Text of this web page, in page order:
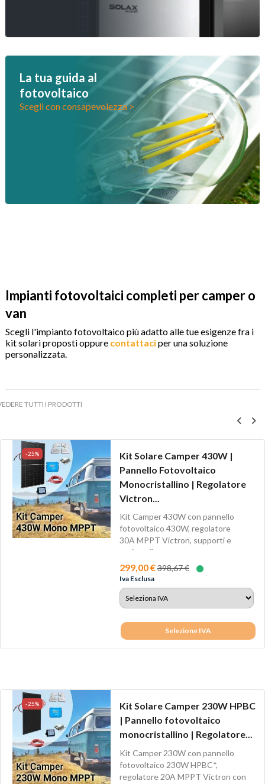
La tua guida al
fotovoltaico
Scegli con consapevolezza >
Impianti fotovoltaici completi per camper o
van
Scegli l'impianto fotovoltaico più adatto alle tue esigenze fra i
kit solari proposti oppure contattaciper una soluzione
personalizzata.
TUTTI I PRODOTTI
-25%
Kit Solare Camper 430W |
Pannello Fotovoltaico
Monocristallino | Regolatore
Victron...
Kit Camper 430W con pannello
fotovoltaico 430W, regolatore
30A MPPT Victron, supporti e
cavi per il...
299,00 €398,67 €
Iva Esclusa
Selezione IVA
-25%
Kit Solare Camper 230W HPBC
| Pannello fotovoltaico
monocristallino | Regolatore...
Kit Camper 230W con pannello
fotovoltaico 230W HPBC*,
regolatore 20A MPPT Victron con